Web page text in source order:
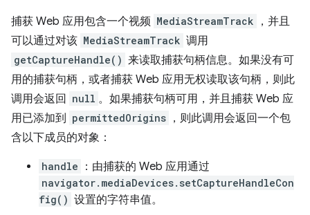
捕获 Web 应用包含一个视频 MediaStreamTrack
，并且
可以通过对该 MediaStreamTrack 调用
getCaptureHandle() 来读取捕获句柄信息。如果没有可
用的捕获句柄，或者捕获 Web 应用无权读取该句柄，则此
调用会返回 null 。如果捕获句柄可用，并且捕获 Web 应
用已添加到 permittedOrigins ，则此调用会返回一个包
含以下成员的对象：
handle ：由捕获的 Web 应用通过
navigator.mediaDevices.setCaptureHandleCon
fig() 设置的字符串值。